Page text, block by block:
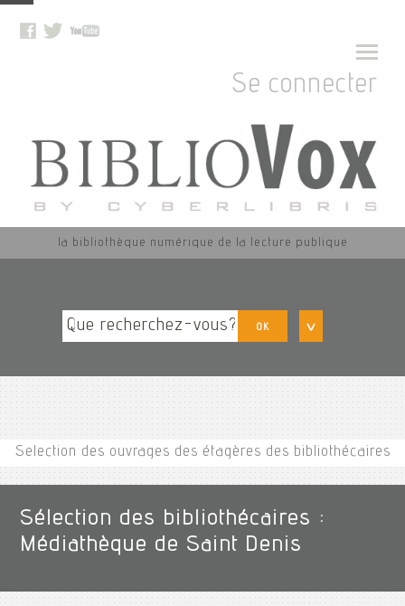
Se connecter
la bibliothèque numérique de la lecture publique
OK
Selection des ouvrages des étagères des bibliothécaires
Sélection des bibliothécaires :
Médiathèque de Saint Denis